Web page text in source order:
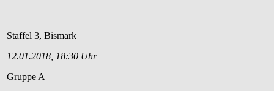
Staffel 3, Bismark
12.01.2018, 18:30 Uhr
Gruppe A